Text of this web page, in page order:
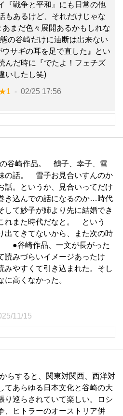
『戦争と平和』にも日常の他
もあるけど、それだけじゃな
あまだ色々展開あるかもしれな
の谷崎だけに油断は出来ない
サギの耳を足で直した』とい
んだ時に『でたよ！フェチズ
いしたし笑)
02/25 17:56
谷崎作品。 鶴子、幸子、雪
の話。 雪子お見合いすんのか
話。というか、見合いってだけ
き込んでの話になるのか…時代
して妙子が姉より先に結婚でき
れまた時代だなと。 という
出てきてないから、また次の時
●谷崎作品、一文が長がった
読みづらいイメージあったけ
みやすくて引き込まれた。そし
に高くなかった。
11/15
らすると、関東対関西、西洋対
てあらゆる日本文化と谷崎の大
り巡らされていて楽しい。ロシ
、ヒトラーのオーストリア併